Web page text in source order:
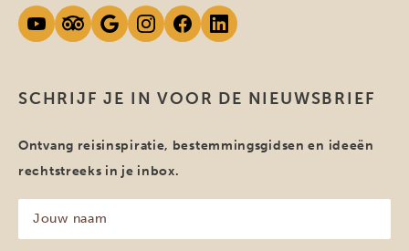
SCHRIJF JE IN VOOR DE NIEUWSBRIEF
Ontvang reisinspiratie, bestemmingsgidsen en ideeën
rechtstreeks in je inbox.
naam
(Vereist)